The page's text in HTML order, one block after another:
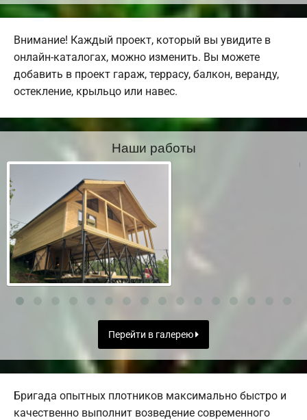
Внимание! Каждый проект, который вы увидите в
онлайн-каталогах, можно изменить. Вы можете
добавить в проект гараж, террасу, балкон, веранду,
остекление, крыльцо или навес.
Наши работы
Перейти в галерею
Бригада опытных плотников максимально быстро и
качественно выполнит возведение современного